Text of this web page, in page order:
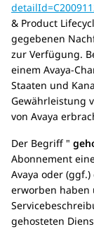
& Product
gegebenen
zur Verfügung.
einem Avaya-
Staaten und
Gewährleistung
von Avaya
Der Begriff
Abonnement
Avaya oder
erworben haben
gehosteten